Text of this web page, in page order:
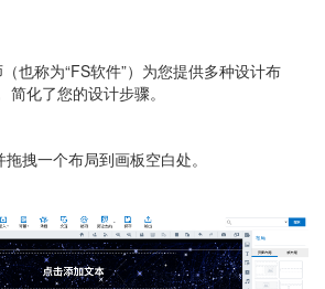
也称为“FS软件”）为您提供多种设计布
化了您的设计步骤。
拽一个布局到画板空白处。